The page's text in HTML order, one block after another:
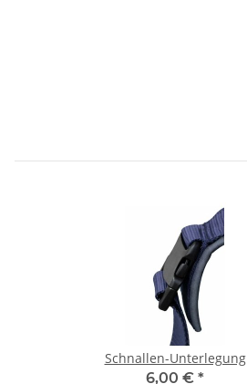
Schnallen-Unterlegung
6,00 € *